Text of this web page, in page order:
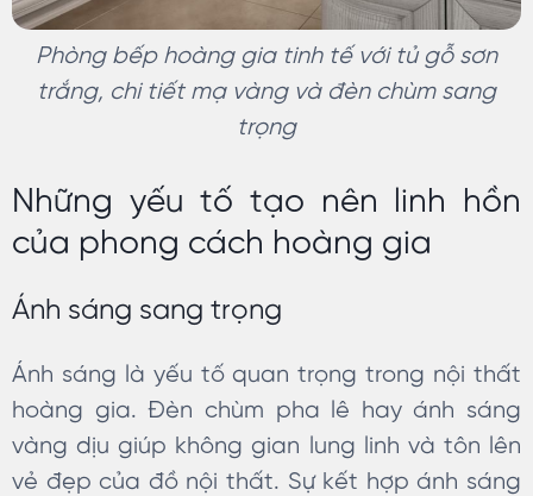
Phòng bếp hoàng gia tinh tế với tủ gỗ sơn
trắng, chi tiết mạ vàng và đèn chùm sang
trọng
Những yếu tố tạo nên linh hồn
của phong cách hoàng gia
Ánh sáng sang trọng
Ánh sáng là yếu tố quan trọng trong nội thất
hoàng gia. Đèn chùm pha lê hay ánh sáng
vàng dịu giúp không gian lung linh và tôn lên
vẻ đẹp của đồ nội thất. Sự kết hợp ánh sáng